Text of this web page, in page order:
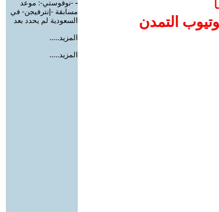
التمدن
- -نوفوستي-: موعد
مسابقة -إنترفيجن- في
السعودية لم يحدد بعد
المزيد.....
المزيد.....